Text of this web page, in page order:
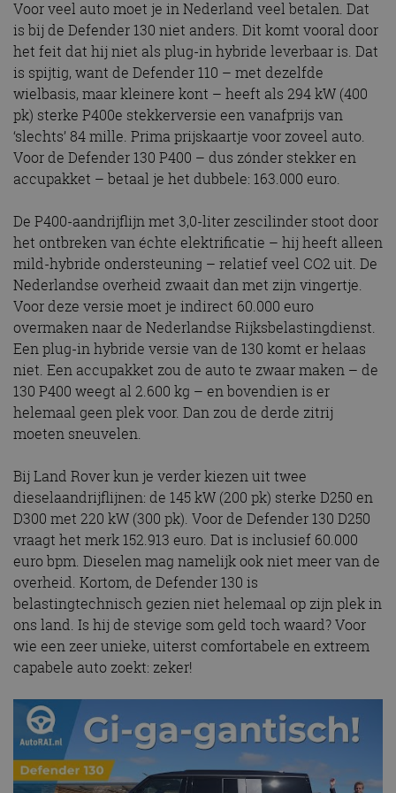
Voor veel auto moet je in Nederland veel betalen. Dat
is bij de Defender 130 niet anders. Dit komt vooral door
het feit dat hij niet als plug-in hybride leverbaar is. Dat
is spijtig, want de Defender 110 – met dezelfde
wielbasis, maar kleinere kont – heeft als 294 kW (400
pk) sterke P400e stekkerversie een vanafprijs van
‘slechts’ 84 mille. Prima prijskaartje voor zoveel auto.
Voor de Defender 130 P400 – dus zónder stekker en
accupakket – betaal je het dubbele: 163.000 euro.
De P400-aandrijflijn met 3,0-liter zescilinder stoot door
het ontbreken van échte elektrificatie – hij heeft alleen
mild-hybride ondersteuning – relatief veel CO2 uit. De
Nederlandse overheid zwaait dan met zijn vingertje.
Voor deze versie moet je indirect 60.000 euro
overmaken naar de Nederlandse Rijksbelastingdienst.
Een plug-in hybride versie van de 130 komt er helaas
niet. Een accupakket zou de auto te zwaar maken – de
130 P400 weegt al 2.600 kg – en bovendien is er
helemaal geen plek voor. Dan zou de derde zitrij
moeten sneuvelen.
Bij Land Rover kun je verder kiezen uit twee
dieselaandrijflijnen: de 145 kW (200 pk) sterke D250 en
D300 met 220 kW (300 pk). Voor de Defender 130 D250
vraagt het merk 152.913 euro. Dat is inclusief 60.000
euro bpm. Dieselen mag namelijk ook niet meer van de
overheid. Kortom, de Defender 130 is
belastingtechnisch gezien niet helemaal op zijn plek in
ons land. Is hij de stevige som geld toch waard? Voor
wie een zeer unieke, uiterst comfortabele en extreem
capabele auto zoekt: zeker!
Naam
Domein
Vervaldatum
cf_clearance
Cloudflare,
Inc.
.autorai.nl
1 jaar
Deze
vertrouwd
op basis
adres van
te
het
bezoekers.
CookieScriptConsent
CookieScript
4 weken 2
Deze
gebruikt
service
bezoekers
banner
Naam
Aanbieder
/Domein
Vervaldatum
_ga
Google
LLC
.autorai.nl
1 jaar 1
maand
Deze cookienaam
is gekoppeld aan
Google Universal
is van de meer
algemeen
gebruikte
analyseservice van
Google. Deze
onderscheiden
door een
willekeurig
gegenereerd
wijzen als klant-ID.
Het is opgenomen
in elk
Aanbieder/
Domein
Vervaldatum
_fbp
Meta Platform
Inc.
.autorai.nl
2 maanden 4
weken
Facebook om een
reeks
advertentieproducten
te leveren, zoals
realtime bieden van
.autorai.nl
weken
ingesteld door
informatie uit over
hoe de eindgebruiker
de website gebruikt
advertenties die de
eindgebruiker heeft
Naam
Aanbieder
/Domein
Vervaldatum
omx_consent .autorai.nl
1 jaar
g_id_2026041511536766
autorai.nl 1 jaar
Google Privacy Policy